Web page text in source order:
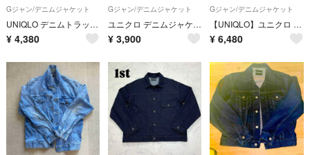
Gジャン/デニムジャケット
UNIQLO デニムトラッカージャケット 大戦モデル 大戦 濃紺 Sサイズ
¥ 4,380
Gジャン/デニムジャケット
ユニクロ デニムジャケット Gジャン ライトインディゴ XL 260730E
¥ 3,900
Gジャン/デニムジャケット
【UNIQLO】ユニクロ 1stモデル デニムジャケット ジージャン ストレッチ
¥ 6,480